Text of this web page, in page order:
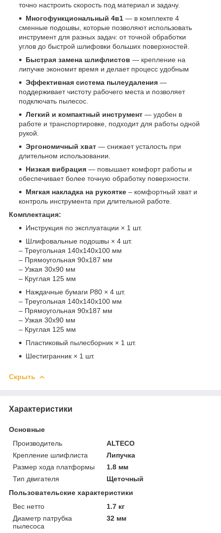
точно настроить скорость под материал и задачу.
Многофункциональный 4в1 — в комплекте 4
сменные подошвы, которые позволяют использовать
инструмент для разных задач: от точной обработки
углов до быстрой шлифовки больших поверхностей.
Быстрая замена шлифлистов — крепление на
липучке экономит время и делает процесс удобным
Эффективная система пылеудаления —
поддерживает чистоту рабочего места и позволяет
подключать пылесос.
Легкий и компактный инструмент — удобен в
работе и транспортировке, подходит для работы одной
рукой.
Эргономичный хват — снижает усталость при
длительном использовании.
Низкая вибрация — повышает комфорт работы и
обеспечивает более точную обработку поверхности.
Мягкая накладка на рукоятке – комфортный хват и
контроль инструмента при длительной работе.
Комплектация:
Инструкция по эксплуатации × 1 шт.
Шлифовальные подошвы × 4 шт.
– Треугольная 140x140x100 мм
– Прямоугольная 90x187 мм
– Узкая 30x90 мм
– Круглая 125 мм
Наждачные бумаги P80 × 4 шт.
– Треугольная 140x140x100 мм
– Прямоугольная 90x187 мм
– Узкая 30x90 мм
– Круглая 125 мм
Пластиковый пылесборник × 1 шт.
Шестигранник × 1 шт.
Скрыть
Характеристики
Основные
Производитель
ALTECO
Крепление шлифлиста
Липучка
Размер хода платформы
1.8 мм
Тип двигателя
Щеточный
Пользовательские характеристики
Вес нетто
1.7 кг
Диаметр патрубка
пылесоса
32 мм